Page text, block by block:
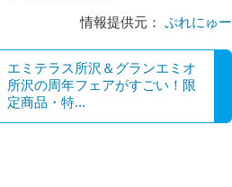
情報提供元： ぷれにゅー
エミテラス所沢＆グランエミオ
所沢の周年フェアがすごい！限
定商品・特...